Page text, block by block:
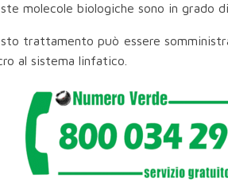
molecole biologiche sono in grado
trattamento può essere
al sistema linfatico.